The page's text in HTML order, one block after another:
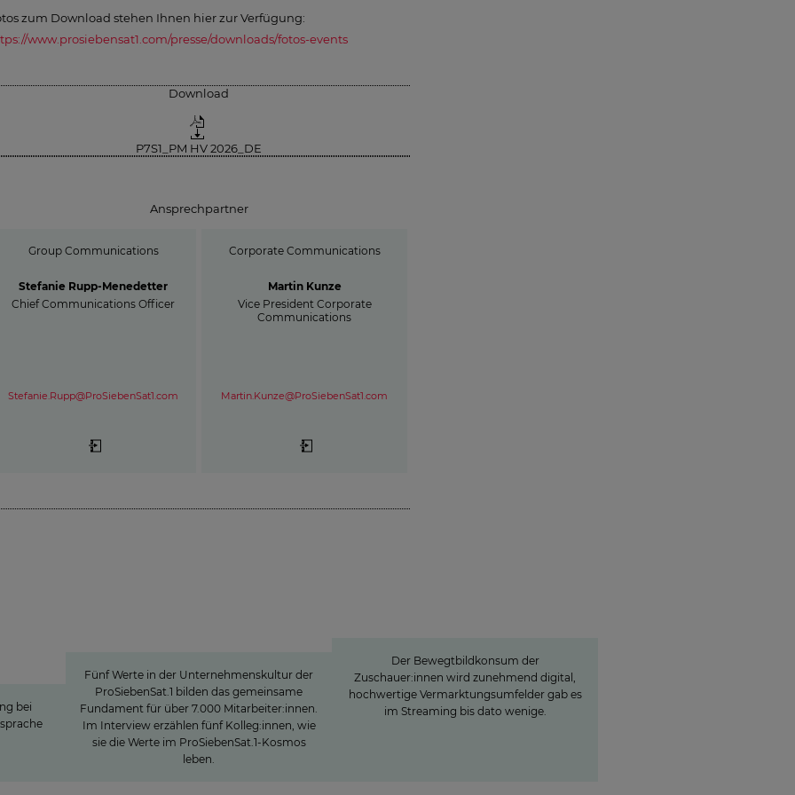
zum Download stehen Ihnen hier zur Verfügung:
www.prosiebensat1.com/presse/downloads/fotos-events
Download
P7S1_PM HV 2026_DE
Ansprechpartner
Group Communications
Stefanie Rupp-Menedetter
Chief Communications Officer
Stefanie.Rupp@ProSiebenSat1.com
Corporate Communications
Martin Kunze
Vice President Corporate
Communications
Martin.Kunze@ProSiebenSat1.com
bei
Fünf Werte in der Unternehmenskultur der
ProSiebenSat.1 bilden das gemeinsame
Fundament für über 7.000 Mitarbeiter:innen.
Im Interview erzählen fünf Kolleg:innen, wie
sie die Werte im ProSiebenSat.1-Kosmos
leben.
Der Bewegtbildkonsum der
Zuschauer:innen wird zunehmend digital,
hochwertige Vermarktungsumfelder gab es
im Streaming bis dato wenige.